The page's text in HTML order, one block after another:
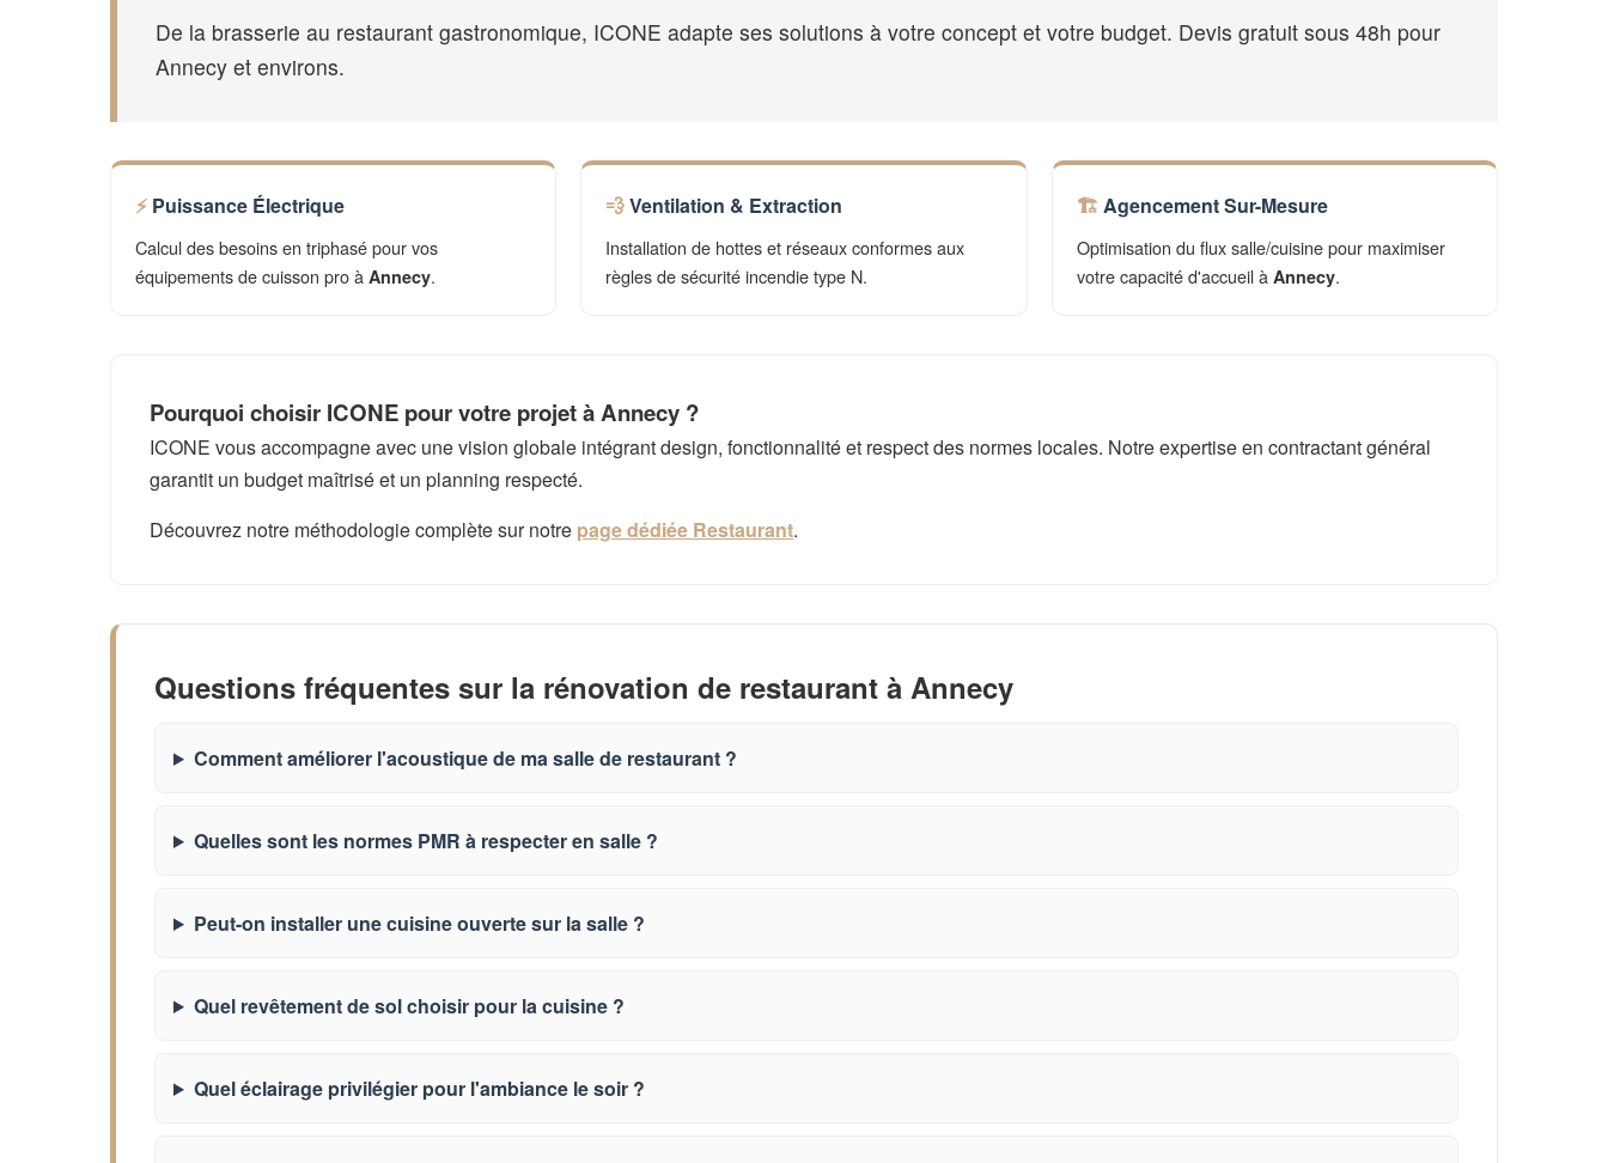
De la brasserie au restaurant gastronomique, ICONE adapte ses solutions à votre concept et votre budget. Devis gratuit sous 48h pour
Annecy et environs.
Puissance Électrique
Calcul des besoins en triphasé pour vos
équipements de cuisson pro à Annecy.
Ventilation & Extraction
Installation de hottes et réseaux conformes aux
règles de sécurité incendie type N.
Agencement Sur-Mesure
Optimisation du flux salle/cuisine pour maximiser
votre capacité d'accueil à Annecy.
Pourquoi choisir ICONE pour votre projet à Annecy ?
ICONE vous accompagne avec une vision globale intégrant design, fonctionnalité et respect des normes locales. Notre expertise en contractant général
garantit un budget maîtrisé et un planning respecté.
Découvrez notre méthodologie complète sur notre page dédiée Restaurant.
Questions fréquentes sur la rénovation de restaurant à Annecy
Comment améliorer l'acoustique de ma salle de restaurant ?
Quelles sont les normes PMR à respecter en salle ?
Peut-on installer une cuisine ouverte sur la salle ?
Quel revêtement de sol choisir pour la cuisine ?
Quel éclairage privilégier pour l'ambiance le soir ?